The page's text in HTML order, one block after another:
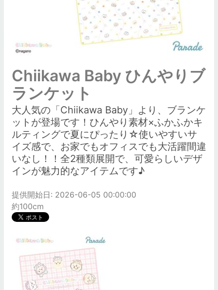
Chiikawa Baby ひんやりブ
ランケット
大人気の「Chiikawa Baby」より、ブランケ
ットが登場です！ひんやり素材×ふかふかキ
ルティングで夏にぴったり☆使いやすいサ
イズ感で、お家でもオフィスでも大活躍間違
いなし！！全2種類展開で、可愛らしいデザ
インが魅力的なアイテムです♪
提供開始日: 2026-06-05 00:00:00
約100cm